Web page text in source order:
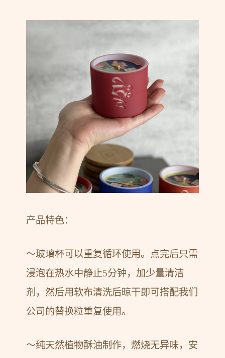
产品特色：
～玻璃杯可以重复循环使用。点完后只需
浸泡在热水中静止5分钟，加少量清洁
剂，然后用软布清洗后晾干即可搭配我们
公司的替换粒重复使用。
～纯天然植物酥油制作，燃烧无异味，安